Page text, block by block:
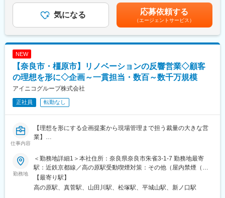
の確認）
・お客様のご要望ヒアリング・リフォームプランの提案
■このポジションの特徴：
・営業から施工管理まで一貫して担当できるため、一生モノのス
キルが身につく
・お客様の理想の住まいをカタチにする“やりがい”のある仕事
■当社について：
住まいづくりを起点に、不動産、リフォーム、民泊、保育・介
る企業」を理念に、社員一人ひとりの成長とチームワークを大切
にしています。従業員満足度94％、GPTW「働きがいのある会
社」に選出されるなど、働く環境も高評価。スピード感ある行動
指針のもと、挑戦と成長を楽しみたい方に最適な環境です。
給：年2回（6月、12月）■賞与：年2回（7月、12月、初年度は12
月のみ）■その他固定手当：能力給賃金はあくまでも目安の金額で
あり、選考を通じて上下する可能性があります。月給(月額)は固定
手当を含めた表記です。
気になる 応募依頼する
（エージェントサービス）
NEW
【奈良市・橿原市】リノベーションの反響営業◇顧客
の理想を形に◇企画～一貫担当・数百～数千万規模
アイニコグループ株式会社
正社員 転勤なし
仕事内容
【理想を形にする企画提案から現場管理まで担う裁量の大きな営
業】
■業務概要：
これまでのご経験を活かし、リモデル・リノベーションを中心と
した大型案件の提案営業をお任せします。お客様の理想を形にす
るため、企画提案から現場管理まで一貫してプロジェクトを推進
していただきます。営業スタイルは、反響営業となります。
勤務地
＜勤務地詳細1＞本社住所：奈良県奈良市朱雀3-1-7 勤務地最寄
駅：近鉄京都線／高の原駅受動喫煙対策：その他（屋内禁煙（屋
内喫煙可能場所あり））＜勤務地詳細2＞橿原支店住所：奈良県橿
原市土橋町190-3 受動喫煙対策：屋内全面禁煙変更の範囲：会社
【最寄り駅】
高の原駅、真菅駅、山田川駅、松塚駅、平城山駅、新ノ口駅